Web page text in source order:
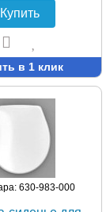
Купить
в 1 клик
630-983-000